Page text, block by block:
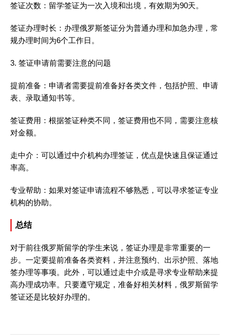
签证次数：留学签证为一次入境和出境，有效期为90天。
签证办理时长：办理俄罗斯签证分为普通办理和加急办理，常
规办理时间为6个工作日。
3. 签证申请前需要注意的问题
提前准备：申请者需要提前准备好各类文件，包括护照、申请
表、录取通知书等。
签证费用：根据签证种类不同，签证费用也不同，需要注意核
对金额。
走中介：可以通过中介机构办理签证，优点是快速且保证通过
率高。
专业帮助：如果对签证申请流程不够熟悉，可以寻求签证专业
机构的协助。
总结
对于前往俄罗斯留学的学生来说，签证办理是非常重要的一
步。一定要提前准备各类资料，并注意预约、出示护照、落地
签办理等事项。此外，可以通过走中介或是寻求专业帮助来提
高办理成功率。只要遵守规定，准备好相关材料，俄罗斯留学
签证还是比较好办理的。